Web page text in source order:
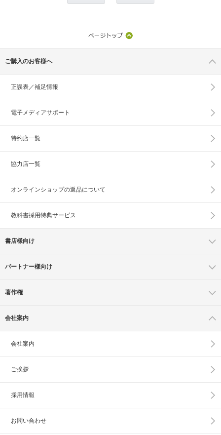
ご購入のお客様へ
正誤表／補足情報
電子メディアサポート
特約店一覧
協力店一覧
オンラインショップの返品について
教科書採用特典サービス
書店様向け
パートナー様向け
著作権
会社案内
会社案内
ご挨拶
採用情報
お問い合わせ